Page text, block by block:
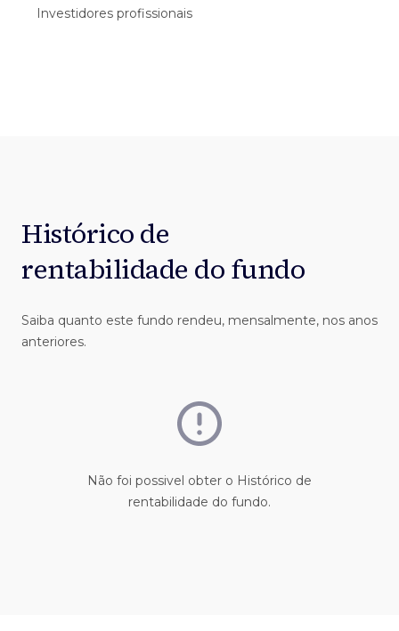
Investidores profissionais
Histórico de
rentabilidade do fundo
Saiba quanto este fundo rendeu, mensalmente, nos anos
anteriores.
Não foi possivel obter o Histórico de
rentabilidade do fundo.